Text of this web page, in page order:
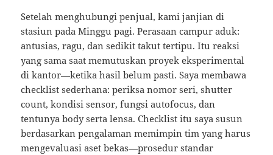
Setelah menghubungi penjual, kami janjian di
stasiun pada Minggu pagi. Perasaan campur aduk:
antusias, ragu, dan sedikit takut tertipu. Itu reaksi
yang sama saat memutuskan proyek eksperimental
di kantor—ketika hasil belum pasti. Saya membawa
checklist sederhana: periksa nomor seri, shutter
count, kondisi sensor, fungsi autofocus, dan
tentunya body serta lensa. Checklist itu saya susun
berdasarkan pengalaman memimpin tim yang harus
mengevaluasi aset bekas—prosedur standar